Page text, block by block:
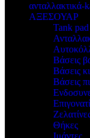
ανταλλακτικά-
ΑΞΕΣΟΥΑΡ
Tank pad
Βάσεις
Βάσεις
Βάσεις
Θήκες
Ιμάντες